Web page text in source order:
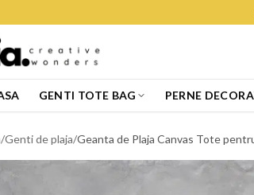
GENTI TOTE BAG PERNE
/Genti de plaja/Geanta de Plaja Canvas Tote